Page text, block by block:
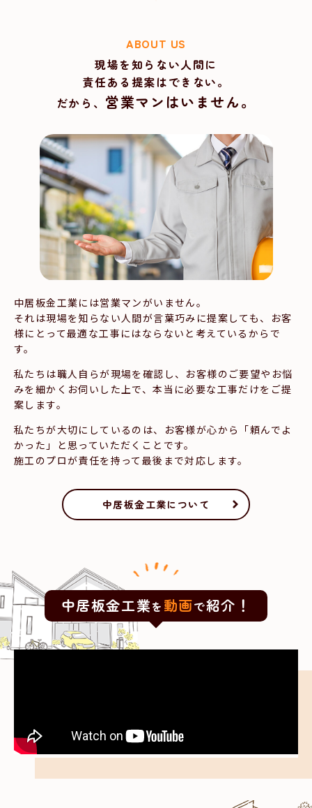
ABOUT US
現場を知らない人間に
責任ある提案はできない。
だから、 営業マンはいません。
中居板金工業には営業マンがいません。
それは現場を知らない人間が言葉巧みに提案しても、
お客
様にとって最適な工事にはならないと考えているからで
す。
私たちは職人自らが現場を確認し、 お客様のご要望やお悩
みを細かくお伺いした上で、本当に必要な工事だけをご提
案します。
私たちが大切にしているのは、
お客様が心から「頼んでよ
かった」と思っていただくことです。
施工のプロが責任を持って最後まで対応します。
中居板金工業について
中居板金工業を 動画で紹介！